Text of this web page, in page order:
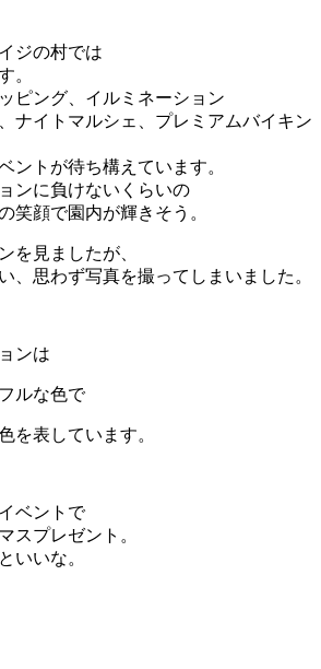
ジの村では
。
ピング、イルミネーション
ナイトマルシェ、プレミアムバイキン
ントが待ち構えています。
ンに負けないくらいの
笑顔で園内が輝きそう。
を見ましたが、
、思わず写真を撮ってしまいました。
ンは
ルな色で
を表しています。
ベントで
スプレゼント。
いいな。